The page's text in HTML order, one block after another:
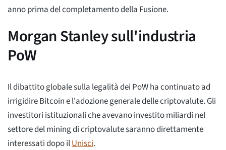
anno prima del completamento della Fusione.
Morgan Stanley sull'industria
PoW
Il dibattito globale sulla legalità dei PoW ha continuato ad
irrigidire Bitcoin e l'adozione generale delle criptovalute. Gli
investitori istituzionali che avevano investito miliardi nel
settore del mining di criptovalute saranno direttamente
interessati dopo ilUnisci.